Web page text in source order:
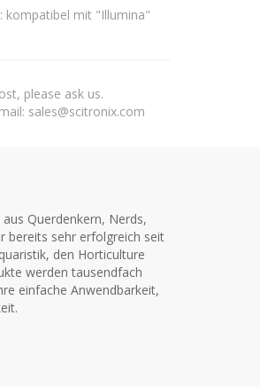
kompatibel mit "Illumina"
please ask us.
sales@scitronix.com
Querdenkern, Nerds,
bereits sehr erfolgreich seit
den Horticulture
werden tausendfach
einfache Anwendbarkeit,